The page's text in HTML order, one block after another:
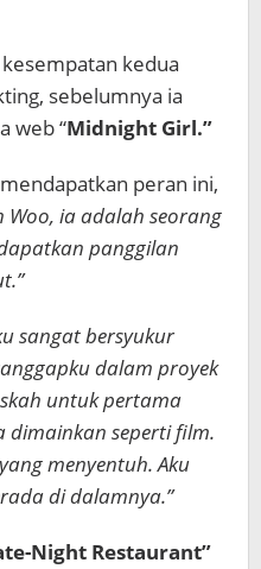
kedua
sebelumnya ia
web “Midnight Girl.”
peran ini,
Woo, ia adalah seorang
panggilan
sangat bersyukur
dalam proyek
untuk pertama
seperti film.
menyentuh. Aku
di dalamnya.”
Night Restaurant”